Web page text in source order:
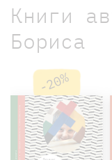
Книги
Бориса
-20%